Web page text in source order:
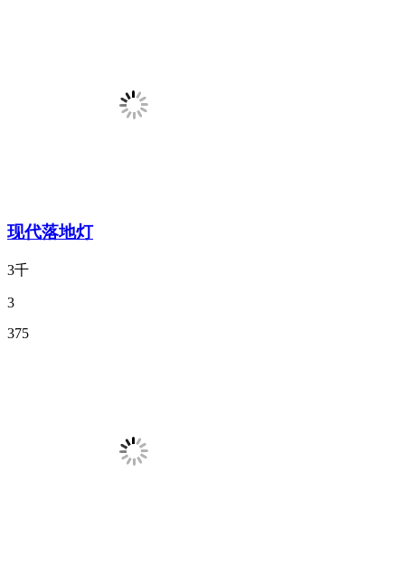
现代落地灯
3千
3
375